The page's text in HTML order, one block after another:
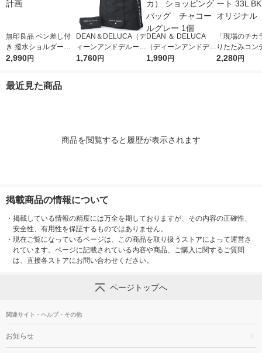
無印良品 ペン差し付
き 撥水ショルダーバ
ッグ 黒 良品計画
2,990円
DEAN＆DELUCA（デ
ィーンアンドデルー
カ） ショッピングバ
1,760円
DEAN ＆ DELUCA
（ディーンアンドデル
ーカ） ショッピング
1,990円
「現場のチカ
りたたみコン
リーカート
2,280円
最近見た商品
商品を閲覧すると履歴が表示されます
掲載商品の情報について
・ 掲載している情報の精度には万全を期しておりますが、その内容の正確性、
安全性、有用性を保証するものではありません。
・ 現在ご覧になっているページは、この商品を取り扱うストアによって運営さ
れています。ページに記載されている内容や商品、ご購入に関するご質問
は、直接各ストアにお問い合わせください。
ページトップへ
関連サイト・ヘルプ・その他
お知らせ